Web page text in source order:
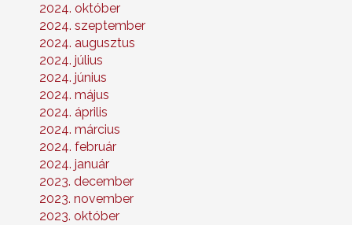
2024. október
2024. szeptember
2024. augusztus
2024. július
2024. június
2024. május
2024. április
2024. március
2024. február
2024. január
2023. december
2023. november
2023. október